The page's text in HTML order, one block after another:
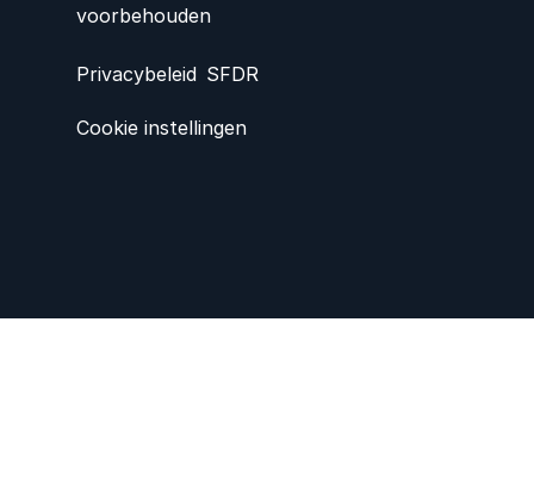
voorbehouden
Privacybeleid SFDR
Cookie instellingen